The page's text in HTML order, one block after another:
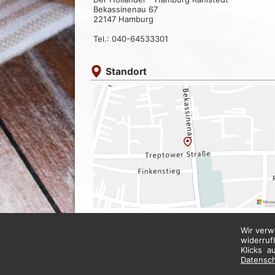
Bekassinenau 67
22147 Hamburg
Tel.: 040-64533301
Standort
Wir
Klicks